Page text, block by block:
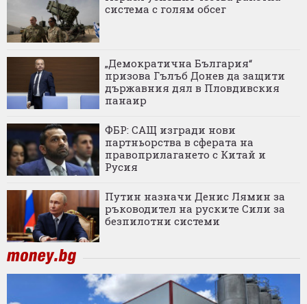
система с голям обсег
„Демократична България“
призова Гълъб Донев да защити
държавния дял в Пловдивския
панаир
ФБР: САЩ изгради нови
партньорства в сферата на
правоприлагането с Китай и
Русия
Путин назначи Денис Лямин за
ръководител на руските Сили за
безпилотни системи